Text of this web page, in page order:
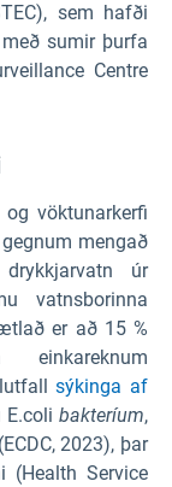
sem hafði
sumir þurfa
Centre
vöktunarkerfi
mengað
úr
vatnsborinna
er að 15 %
sýkinga af
bakteríum,
2023), þar
(Health Service